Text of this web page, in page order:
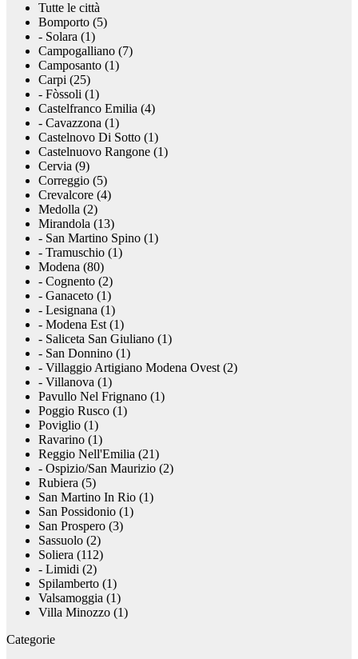
Tutte le città
Bomporto (5)
- Solara (1)
Campogalliano (7)
Camposanto (1)
Carpi (25)
- Fòssoli (1)
Castelfranco Emilia (4)
- Cavazzona (1)
Castelnovo Di Sotto (1)
Castelnuovo Rangone (1)
Cervia (9)
Correggio (5)
Crevalcore (4)
Medolla (2)
Mirandola (13)
- San Martino Spino (1)
- Tramuschio (1)
Modena (80)
- Cognento (2)
- Ganaceto (1)
- Lesignana (1)
- Modena Est (1)
- Saliceta San Giuliano (1)
- San Donnino (1)
- Villaggio Artigiano Modena Ovest (2)
- Villanova (1)
Pavullo Nel Frignano (1)
Poggio Rusco (1)
Poviglio (1)
Ravarino (1)
Reggio Nell'Emilia (21)
- Ospizio/San Maurizio (2)
Rubiera (5)
San Martino In Rio (1)
San Possidonio (1)
San Prospero (3)
Sassuolo (2)
Soliera (112)
- Limidi (2)
Spilamberto (1)
Valsamoggia (1)
Villa Minozzo (1)
Categorie